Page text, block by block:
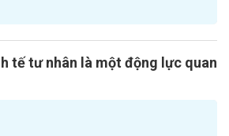
tế tư nhân là một động lực quan